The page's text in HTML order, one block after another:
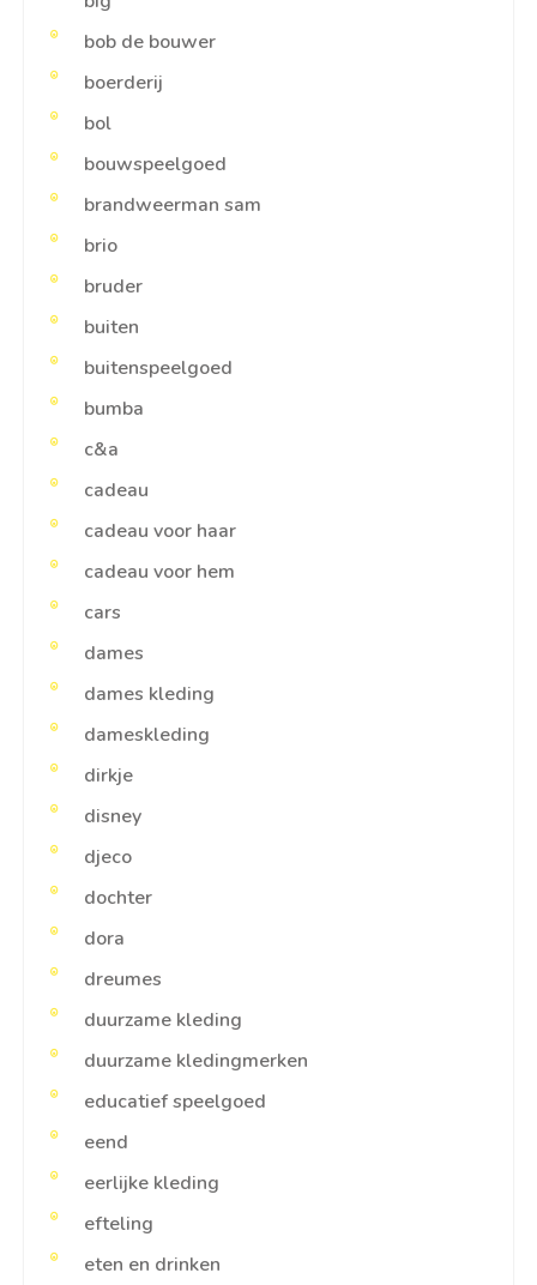
bob de bouwer
boerderij
bol
bouwspeelgoed
brandweerman sam
brio
bruder
buiten
buitenspeelgoed
bumba
c&a
cadeau
cadeau voor haar
cadeau voor hem
cars
dames
dames kleding
dameskleding
dirkje
disney
djeco
dochter
dora
dreumes
duurzame kleding
duurzame kledingmerken
educatief speelgoed
eend
eerlijke kleding
efteling
eten en drinken